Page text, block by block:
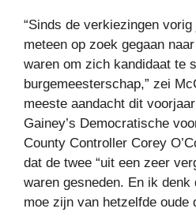
“Sinds de verkiezingen
meteen op zoek gegaan
waren om zich kandidaat te
burgemeesterschap,” zei
meeste aandacht dit
Gainey’s Democratische
County Controller Corey
dat de twee “uit een zeer
waren gesneden. En ik denk
moe zijn van hetzelfde oude